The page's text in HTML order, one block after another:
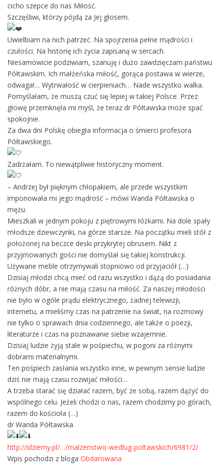
cicho szepce do nas Miłość.
Szczęśliwi, którzy pójdą za Jej głosem.
Uwielbiam na nich patrzeć. Na spojrzenia pełne mądrości i
czułości. Na historię ich życia zapisaną w sercach.
Niesamowicie podziwiam, szanuję i dużo zawdzięczam państwu
Półtawskim. Ich małżeńska miłość, gorąca postawa w wierze,
odwaga!… Wytrwałość w cierpieniach… Nade wszystko walka.
Pomyślałam, że muszą czuć się lepiej w takiej Polsce. Przez
głowę przemknęła mi myśl, że teraz dr Półtawska może spać
spokojnie.
Za dwa dni Polskę obiegła informacja o śmierci profesora
Półtawskiego.
Zadrżałam. To niewątpliwie historyczny moment.
– Andrzej był pięknym chłopakiem, ale przede wszystkim
imponowała mi jego mądrość – mówi Wanda Półtawska o
mężu.
Mieszkali w jednym pokoju z piętrowymi łóżkami. Na dole spały
młodsze dziewczynki, na górze starsze. Na początku mieli stół z
położonej na beczce deski przykrytej obrusem. Nikt z
przyjmowanych gości nie domyślał się takiej konstrukcji.
Używane meble otrzymywali stopniowo od przyjaciół (…)
Dzisiaj młodzi chcą mieć od razu wszystko i dążą do posiadania
różnych dóbr, a nie mają czasu na miłość. Za naszej młodości
nie było w ogóle prądu elektrycznego, żadnej telewizji,
internetu, a mieliśmy czas na patrzenie na świat, na rozmowy
nie tylko o sprawach dnia codziennego, ale także o poezji,
literaturze i czas na poznawanie siebie wzajemnie.
Dzisiaj ludzie żyją stale w pośpiechu, w pogoni za różnymi
dobrami materialnymi.
Ten pośpiech zasłania wszystko inne, w pewnym sensie ludzie
dziś nie mają czasu rozwijać miłości…
A trzeba starać się działać razem, być ze sobą, razem dążyć do
wspólnego celu. Jeżeli chodzi o nas, razem chodzimy po górach,
razem do kościoła (…)
dr Wanda Półtawska
http://idziemy.pl/…/malzenstwo-wedlug-poltawskich/6981/2/
Wpis pochodzi z bloga Obdarowana